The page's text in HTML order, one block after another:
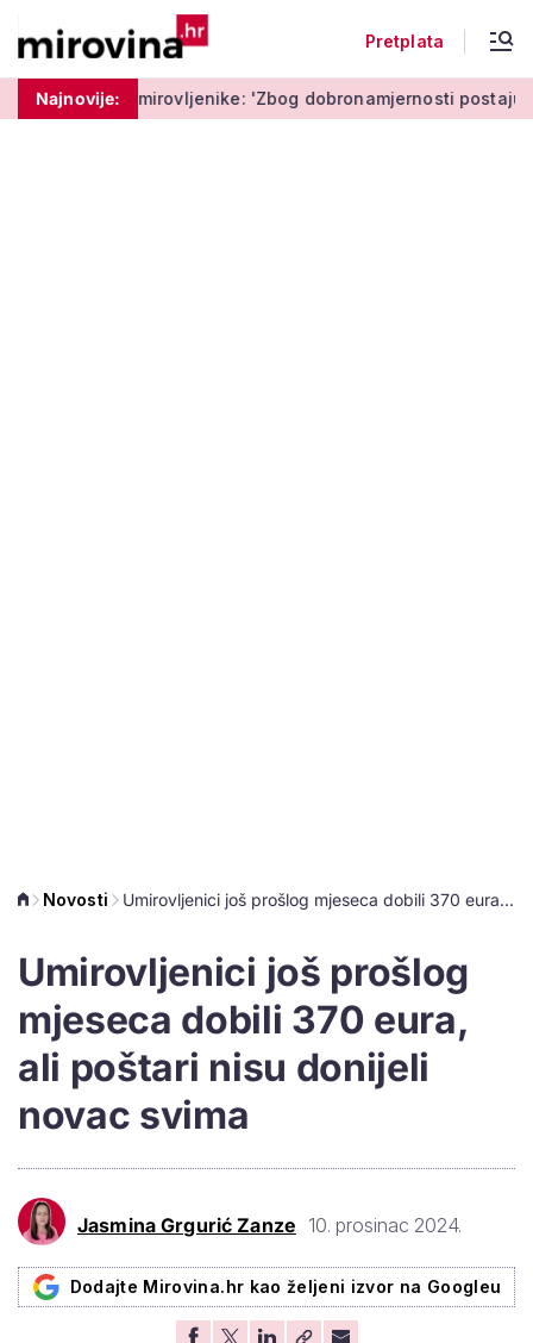
Pretplata
Najnovije:'Zbog dobronamjernosti postaju meta prijevare'
Novosti Umirovljenici još prošlog mjeseca dobili 370 eura, ali poštari nisu donijeli novac svima
Umirovljenici još prošlog
mjeseca dobili 370 eura,
ali poštari nisu donijeli
novac svima
Jasmina Grgurić Zanze 10. prosinac 2024.
Dodajte Mirovina.hr kao željeni izvor na Googleu